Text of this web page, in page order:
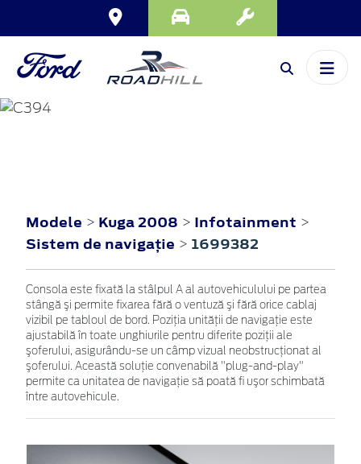
Modele > Kuga 2008 > Infotainment >
Sistem de navigaţie > 1699382
Consola este fixată la stâlpul A al autovehiculului pe partea
stângă şi permite fixarea fără o ventuză şi fără orice cablaj
vizibil pe tabloul de bord. Poziţia unităţii de navigaţie este
ajustabilă în toate unghiurile pentru diferite poziţii ale
şoferului, asigurându-se un câmp vizual neobstrucţionat al
şoferului. Această soluţie convenabilă "plug-and-play"
permite ca unitatea de navigaţie să poată fi uşor schimbată
între autovehicule.